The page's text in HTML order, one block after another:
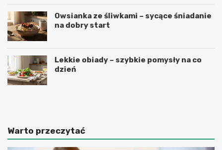
Owsianka ze śliwkami – sycące śniadanie
na dobry start
Lekkie obiady – szybkie pomysły na co
dzień
J
o
b
P
z
c
Warto przeczytać